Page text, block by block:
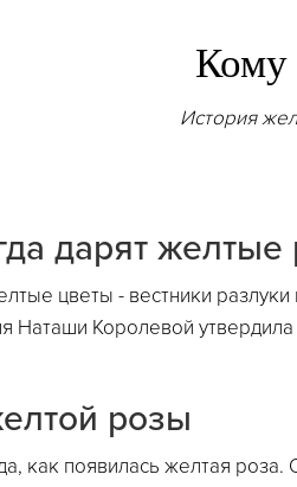
Кому
История
дарят желтые
цветы - вестники
Наташи Королевой
розы
как появилась желтая